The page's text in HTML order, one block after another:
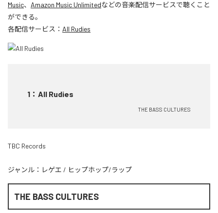
Music、 Amazon Music Unlimitedなどの音楽配信サービスで聴くこと
ができる。
各配信サービス： All Rudies
1 ： All Rudies
THE BASS CULTURES
TBC Records
ジャンル： レゲエ / ヒップホップ/ラップ
THE BASS CULTURES